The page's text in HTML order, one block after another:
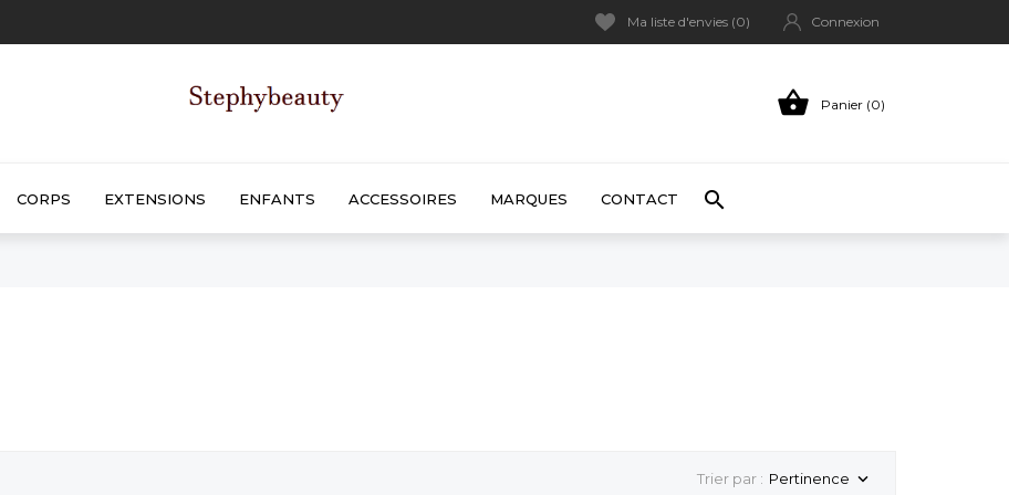
Ma liste d'envies (0) Connexion
 Panier (0)
CORPS EXTENSIONS ENFANTS ACCESSOIRES MARQUES CONTACT 
Trier par : Pertinence 